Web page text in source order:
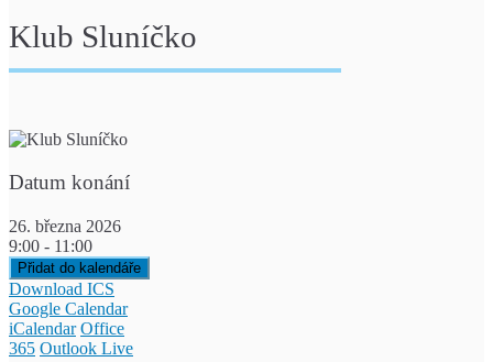
Klub Sluníčko
Datum konání
26. března 2026
9:00 - 11:00
Přidat do kalendáře
Download ICS
Google Calendar
iCalendar Office
365 Outlook Live